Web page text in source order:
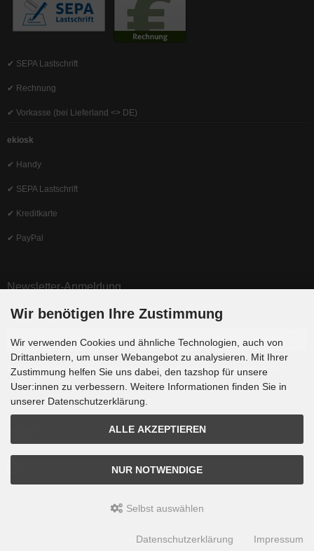
✔ SEPA Lastschrift
✔ Rechnung
✔ Vorkasse (bei Lieferland <> DE)
ekiosk
✔ Handy
✔ SEPA Lastschrift
✔ Kreditkarte
✔ PayPal
Newsletter-Anmeldung
E-Mail-Adresse:
Der Newsletter kann jederzeit hier oder in Ihrem Kundenkonto abbestellt
werden.
ified eCommerce Shopsoftware © 2009-2026
Wir benötigen Ihre Zustimmung
Wir verwenden Cookies und ähnliche Technologien, auch von
Drittanbietern, um unser Webangebot zu analysieren. Mit Ihrer
Zustimmung helfen Sie uns dabei, den tazshop für unsere
User:innen zu verbessern. Weitere Informationen finden Sie in
unserer Datenschutzerklärung.
ALLE AKZEPTIEREN
NUR NOTWENDIGE
Selbst auswählen
Datenschutzerklärung Impressum